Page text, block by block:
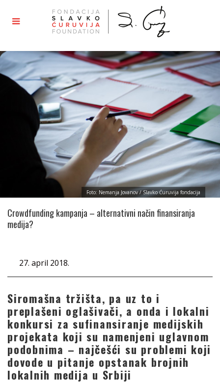
Foto: Nemanja Jovanov / Slavko Ćuruvija fondacija
Crowdfunding kampanja – alternativni način finansiranja
medija?
27. april 2018.
Siromašna tržišta, pa uz to i
preplašeni oglašivači, a onda i lokalni
konkursi za sufinansiranje medijskih
projekata koji su namenjeni uglavnom
podobnima – najčešći su problemi koji
dovode u pitanje opstanak brojnih
lokalnih medija u Srbiji